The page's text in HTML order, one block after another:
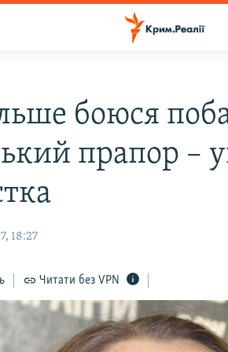
боюся
прапор –
18:27
Читати без VPN